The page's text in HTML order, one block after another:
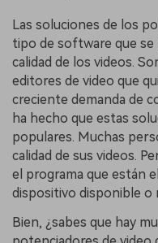
Las soluciones de los
tipo de software que se
calidad de los videos.
editores de video que
creciente demanda de
ha hecho que estas
populares. Muchas
calidad de sus videos.
el programa que están
dispositivo disponible o
Bien, ¿sabes que hay